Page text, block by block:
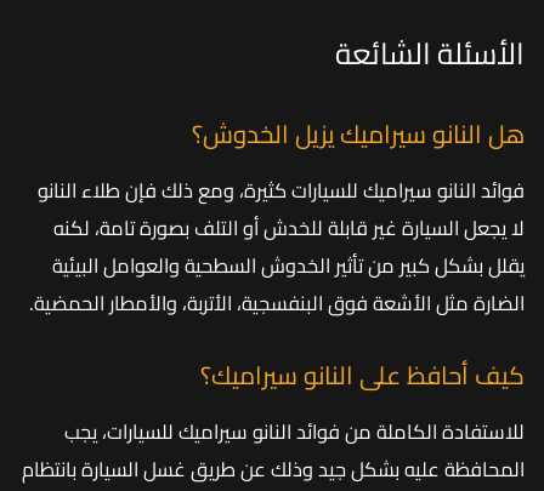
الأسئلة الشائعة
هل النانو سيراميك يزيل الخدوش؟
فوائد النانو سيراميك للسيارات كثيرة، ومع ذلك فإن طلاء النانو
لا يجعل السيارة غير قابلة للخدش أو التلف بصورة تامة، لكنه
يقلل بشكل كبير من تأثير الخدوش السطحية والعوامل البيئية
الضارة مثل الأشعة فوق البنفسجية، الأتربة، والأمطار الحمضية.
كيف أحافظ على النانو سيراميك؟
للاستفادة الكاملة من فوائد النانو سيراميك للسيارات، يجب
المحافظة عليه بشكل جيد وذلك عن طريق غسل السيارة بانتظام